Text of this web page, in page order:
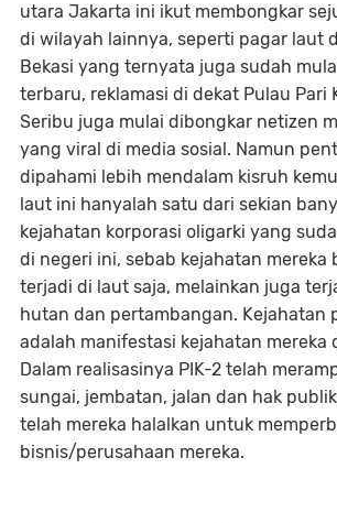
utara Jakarta ini ikut membongkar
di wilayah lainnya, seperti pagar laut
Bekasi yang ternyata juga sudah
terbaru, reklamasi di dekat Pulau Pari
Seribu juga mulai dibongkar netizen
yang viral di media sosial. Namun
dipahami lebih mendalam kisruh
laut ini hanyalah satu dari sekian
kejahatan korporasi oligarki yang
di negeri ini, sebab kejahatan mereka
terjadi di laut saja, melainkan juga
hutan dan pertambangan. Kejahatan
adalah manifestasi kejahatan mereka
Dalam realisasinya PIK-2 telah
sungai, jembatan, jalan dan hak
telah mereka halalkan untuk
bisnis/perusahaan mereka.